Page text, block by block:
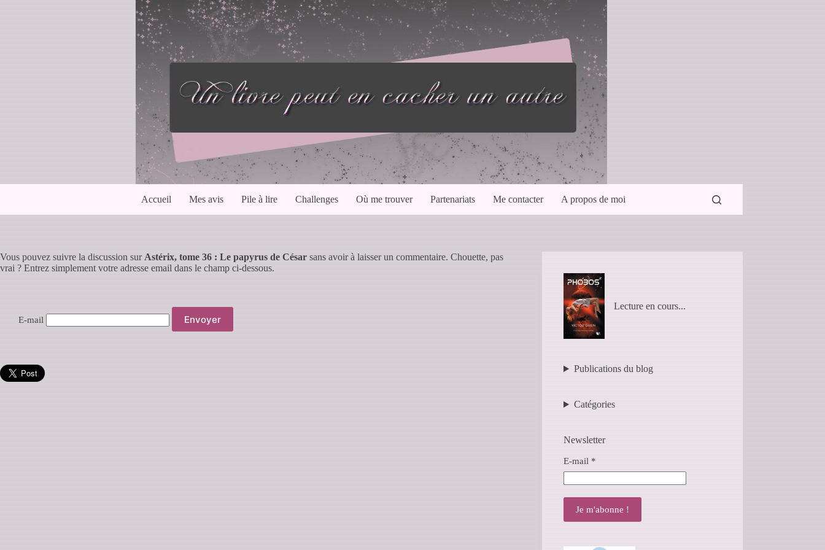
Accueil Mes avis Pile à lire Challenges Où me trouver Partenariats Me contacter A propos de moi
Vous pouvez suivre la discussion sur Astérix, tome 36 : Le papyrus de César sans avoir à laisser un commentaire. Chouette, pas
vrai ? Entrez simplement votre adresse email dans le champ ci-dessous.
E-mail
Lecture en cours...
Publications du blog
Catégories
Newsletter
E-mail *